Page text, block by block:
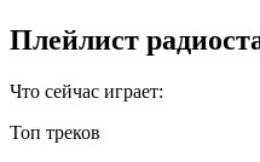
Плейлист
Что сейчас играет:
Топ треков